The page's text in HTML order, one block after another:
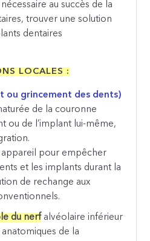
au succès de la
trouver une solution
dentaires
LOCALES :
ou grincement des dents)
de la couronne
ou de l’implant lui-même,
pour empêcher
et les implants durant la
de rechange aux
du nerfalvéolaire inférieur
anatomiques de la